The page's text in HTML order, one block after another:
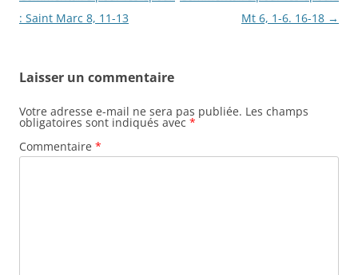
articles
: Saint Marc 8, 11-13
Mt 6, 1-6. 16-18 →
Laisser un commentaire
Votre adresse e-mail ne sera pas publiée. Les champs
obligatoires sont indiqués avec *
Commentaire *